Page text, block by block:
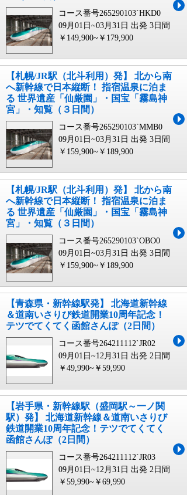
コース番号265290103`HKD0
09月01日~03月31日 出発 3日間
￥149,900~￥179,900
【札幌/JR駅（北斗利用）発】 北から南
へ新幹線で日本縦断！ 指宿温泉に泊ま
る 世界遺産「仙厳園」・国宝「霧島神
宮」・知覧（３日間）
コース番号265290103`MMB0
09月01日~03月31日 出発 3日間
￥159,900~￥189,900
【札幌/JR駅（北斗利用）発】 北から南
へ新幹線で日本縦断！ 指宿温泉に泊ま
る 世界遺産「仙厳園」・国宝「霧島神
宮」・知覧（３日間）
コース番号265290103`OBO0
09月01日~03月31日 出発 3日間
￥159,900~￥189,900
【青森県・新幹線駅発】 北海道新幹線
＆道南いさりび鉄道開業10周年記念！
テツでてくてく函館さんぽ（2日間）
コース番号264211112`JR02
09月01日~12月31日 出発 2日間
￥49,990~￥59,990
【岩手県・新幹線駅（盛岡駅～一ノ関
駅）発】 北海道新幹線＆道南いさりび
鉄道開業10周年記念！テツでてくてく
函館さんぽ（2日間）
コース番号264211112`JR03
09月01日~12月31日 出発 2日間
￥59,990~￥69,990